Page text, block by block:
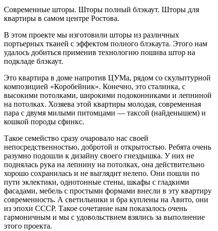
Современные шторы. Шторы полный блэкаут. Шторы для
квартиры в самом центре Ростова.
В этом проекте мы изготовили шторы из различных
портьерных тканей с эффектом полного блэкаута. Этого нам
удалось добиться применив технологию пошива штор на
подкладе блэкаут.
Это квартира в доме напротив ЦУМа, рядом со скульптурной
композицией «Коробейник». Конечно, это сталинка, с
высокими потолками, широкими подоконниками и лепниной
на потолках. Хозяева этой квартиры молодая, современная
пара с двумя милыми питомцами — таксой (найденышем) и
кошкой породы сфинкс.
Такое семейство сразу очаровало нас своей
непосредственностью, добротой и открытостью. Ребята очень
разумно подошли к дизайну своего гнездышка. У них не
поднялась рука на лепнину на потолках, она действительно
хорошо сохранилась и не выглядит нелепо. Они пошли по
пути эклектики, однотонные стены, шкафы с гладкими
фасадами, мебель с простыми формами внесли в эту квартиру
современность. А светильники и бра куплены на Авито, они
из эпохи СССР. Такое сочетание нам показалось очень
гармоничным и мы с удовольствием взялись за выполнение
этого проекта.